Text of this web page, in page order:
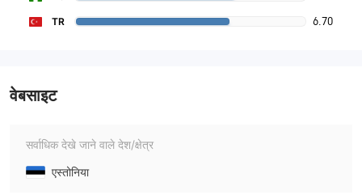
TR 6.70
वेबसाइट
सर्वाधिक देखे जाने वाले देश/क्षेत्र
एस्तोनिया